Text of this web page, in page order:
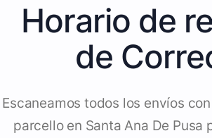
Horario de
de
Escaneamos todos los envíos
parcello en Santa Ana De Pusa